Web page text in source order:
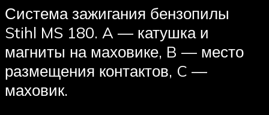
Система зажигания бензопилы
Stihl MS 180. A — катушка и
магниты на маховике, B — место
размещения контактов, C —
маховик.